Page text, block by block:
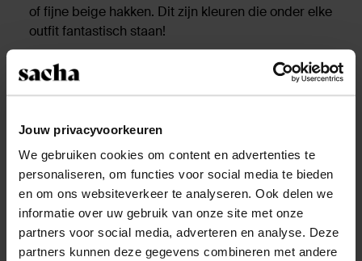
Jouw privacyvoorkeuren
We gebruiken cookies om content en advertenties te
personaliseren, om functies voor social media te bieden
en om ons websiteverkeer te analyseren. Ook delen we
informatie over uw gebruik van onze site met onze
partners voor social media, adverteren en analyse. Deze
partners kunnen deze gegevens combineren met andere
of fijne beige hakken. Dit zijn kleuren die onder elke
outfit fantastisch staan!
Peeptoe pumps
Doordat je een klein stukje van je teen ziet, zijn de
schoenen iets gewaagder dan klassieke pumps.
Bekijk alle pumps
Trends 2018